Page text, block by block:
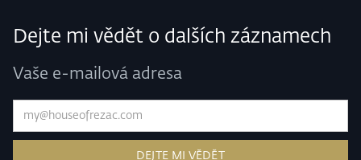
Dejte mi vědět o dalších záznamech
Vaše e-mailová adresa